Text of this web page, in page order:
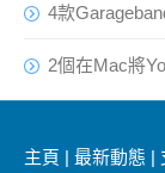
4款
2個在Mac將
主頁 |最新動態 |